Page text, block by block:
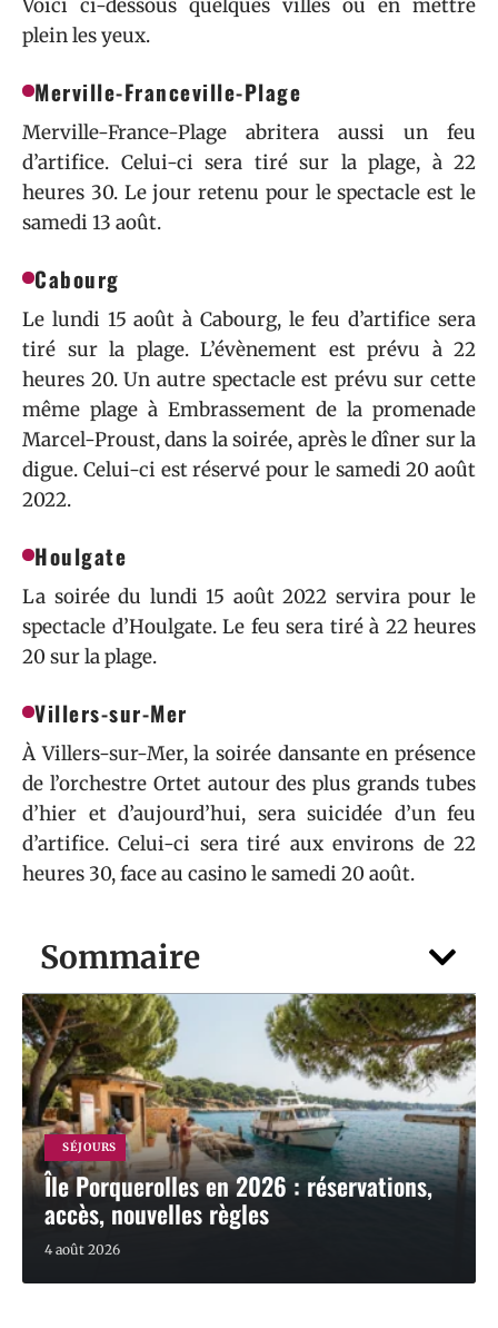
Sommaire
SÉJOURS
Île Porquerolles en 2026 : réservations,
accès, nouvelles règles
4 août 2026
Voici ci-dessous quelques villes où en mettre
plein les yeux.
Merville-Franceville-Plage
Merville-France-Plage abritera aussi un feu
d’artifice. Celui-ci sera tiré sur la plage, à 22
heures 30. Le jour retenu pour le spectacle est le
samedi 13 août.
Cabourg
Le lundi 15 août à Cabourg, le feu d’artifice sera
tiré sur la plage. L’évènement est prévu à 22
heures 20. Un autre spectacle est prévu sur cette
même plage à Embrassement de la promenade
Marcel-Proust, dans la soirée, après le dîner sur la
digue. Celui-ci est réservé pour le samedi 20 août
2022.
Houlgate
La soirée du lundi 15 août 2022 servira pour le
spectacle d’Houlgate. Le feu sera tiré à 22 heures
20 sur la plage.
Villers-sur-Mer
À Villers-sur-Mer, la soirée dansante en présence
de l’orchestre Ortet autour des plus grands tubes
d’hier et d’aujourd’hui, sera suicidée d’un feu
d’artifice. Celui-ci sera tiré aux environs de 22
heures 30, face au casino le samedi 20 août.